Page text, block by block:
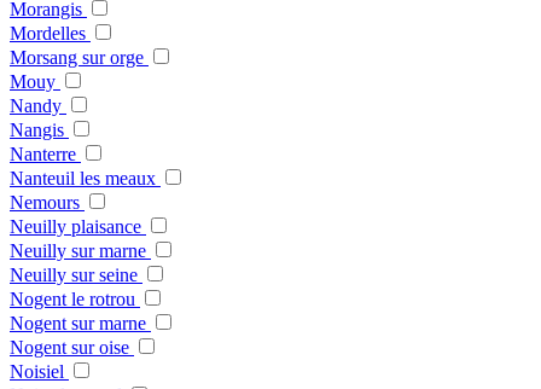
Morangis
Mordelles
Morsang sur orge
Mouy
Nandy
Nangis
Nanterre
Nanteuil les meaux
Nemours
Neuilly plaisance
Neuilly sur marne
Neuilly sur seine
Nogent le rotrou
Nogent sur marne
Nogent sur oise
Noisiel